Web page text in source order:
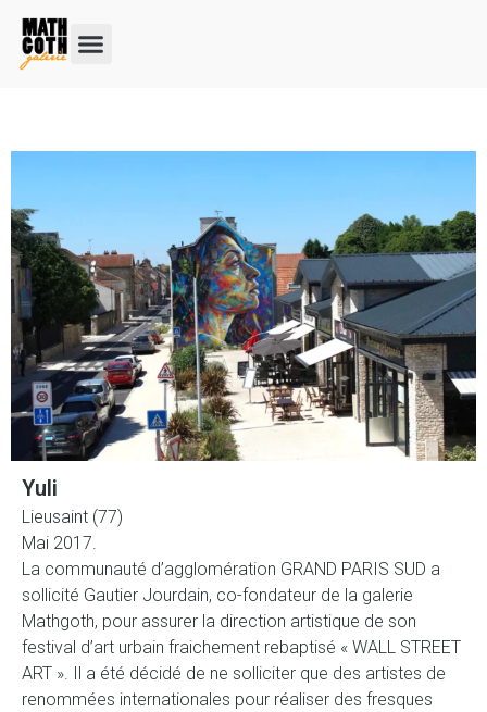
Yuli
Lieusaint (77)
Mai 2017.
La communauté d’agglomération GRAND PARIS SUD a
sollicité Gautier Jourdain, co-fondateur de la galerie
Mathgoth, pour assurer la direction artistique de son
festival d’art urbain fraichement rebaptisé « WALL STREET
ART ». Il a été décidé de ne solliciter que des artistes de
renommées internationales pour réaliser des fresques